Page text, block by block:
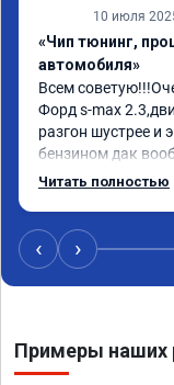
10 июля
«Чип тюнинг,
автомобиля»
Всем
Форд s-max
разгон шустрее и
бензином дак
работу,за
знакомым.
Читать полностью
‹ ›
Примеры наших